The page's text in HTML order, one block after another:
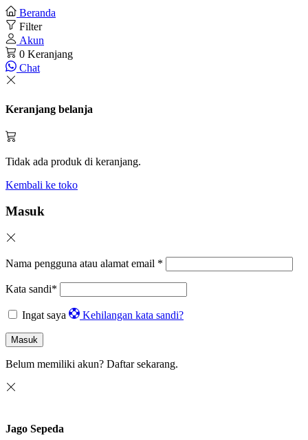
Beranda
Filter
Akun
0 Keranjang
Chat
Keranjang belanja
Tidak ada produk di keranjang.
Kembali ke toko
Masuk
Nama pengguna atau alamat email *
Kata sandi*
Ingat saya Kehilangan kata sandi?
Masuk
Belum memiliki akun? Daftar sekarang.
Jago Sepeda